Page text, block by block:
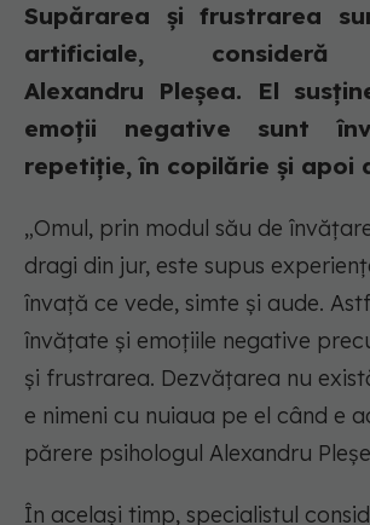
Supărarea și frustrarea
artificiale, consideră
Alexandru Pleșea. El
emoții negative sunt
repetiție, în copilărie și apoi
„Omul, prin modul său de
dragi din jur, este supus
învață ce vede, simte și aude.
învățate și emoțiile negative
și frustrarea. Dezvățarea nu
e nimeni cu nuiaua pe el când e
părere psihologul Alexandru
În același timp, specialistul